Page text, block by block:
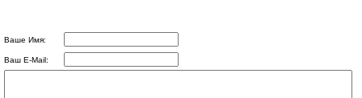
Ваше Имя:
Ваш E-Mail: